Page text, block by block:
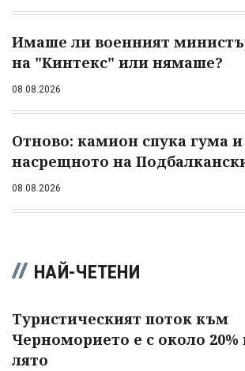
Имаше ли военният
на "Кинтекс" или нямаше?
08.08.2026
Отново: камион спука гума и
насрещното на
08.08.2026
НАЙ-ЧЕТЕНИ
Туристическият поток към
Черноморието е с около 20%
лято